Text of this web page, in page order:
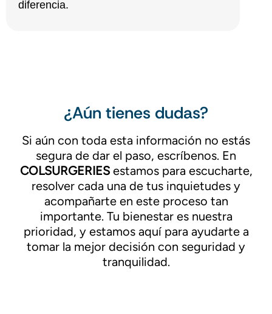
diferencia.
¿Aún tienes dudas?
Si aún con toda esta información no estás
segura de dar el paso, escríbenos. En
COLSURGERIESestamos para escucharte,
resolver cada una de tus inquietudes y
acompañarte en este proceso tan
importante. Tu bienestar es nuestra
prioridad, y estamos aquí para ayudarte a
tomar la mejor decisión con seguridad y
tranquilidad.